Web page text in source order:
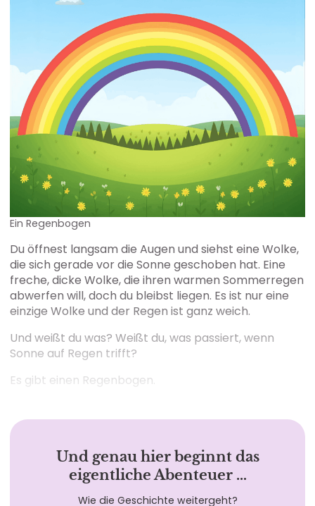
Ein Regenbogen
Du öffnest langsam die Augen und siehst eine Wolke,
die sich gerade vor die Sonne geschoben hat. Eine
freche, dicke Wolke, die ihren warmen Sommerregen
abwerfen will, doch du bleibst liegen. Es ist nur eine
einzige Wolke und der Regen ist ganz weich.
Und weißt du was? Weißt du, was passiert, wenn
Sonne auf Regen trifft?
Es gibt einen Regenbogen.
Und genau hier beginnt das
eigentliche Abenteuer …
Wie die Geschichte weitergeht?